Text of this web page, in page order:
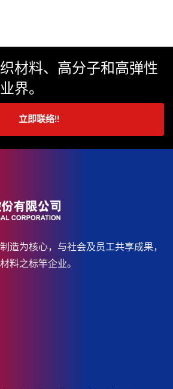
材料、高分子和高弹性
界。
立即联络!!
造为核心，与社会及员工共享成果，
料之标竿企业。